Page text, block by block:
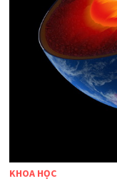
KHOA HỌC